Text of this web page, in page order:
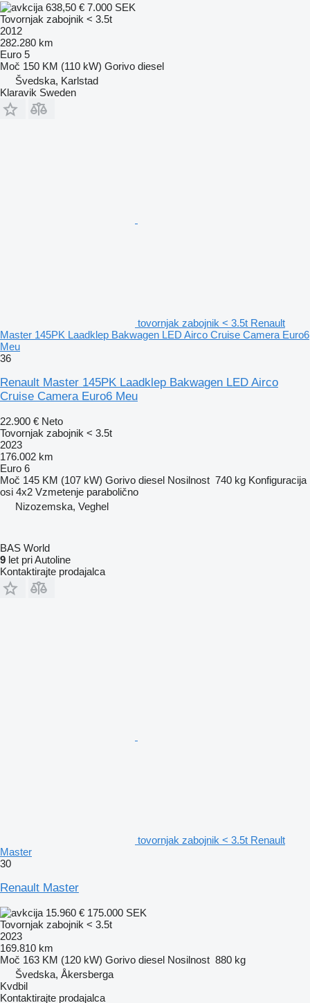
638,50 € 7.000 SEK
Tovornjak zabojnik < 3.5t
2012
282.280 km
Euro 5
Moč 150 KM (110 kW) Gorivo diesel
Švedska, Karlstad
Klaravik Sweden
tovornjak zabojnik < 3.5t Renault
Master 145PK Laadklep Bakwagen LED Airco Cruise Camera Euro6
Meu
36
Renault Master 145PK Laadklep Bakwagen LED Airco
Cruise Camera Euro6 Meu
22.900 € Neto
Tovornjak zabojnik < 3.5t
2023
176.002 km
Euro 6
Moč 145 KM (107 kW) Gorivo diesel Nosilnost 740 kg Konfiguracija
osi 4x2 Vzmetenje parabolično
Nizozemska, Veghel
BAS World
9 let pri Autoline
Kontaktirajte prodajalca
tovornjak zabojnik < 3.5t Renault
Master
30
Renault Master
15.960 € 175.000 SEK
Tovornjak zabojnik < 3.5t
2023
169.810 km
Moč 163 KM (120 kW) Gorivo diesel Nosilnost 880 kg
Švedska, Åkersberga
Kvdbil
Kontaktirajte prodajalca